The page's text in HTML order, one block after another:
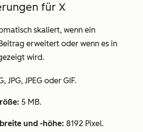
für X
skaliert, wenn ein
erweitert oder wenn es in
wird.
JPG, JPEG oder GIF.
5 MB.
und -höhe: 8192 Pixel.